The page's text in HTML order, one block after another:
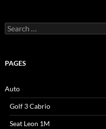
Search
for:
PAGES
Auto
Golf 3 Cabrio
Seat Leon 1M